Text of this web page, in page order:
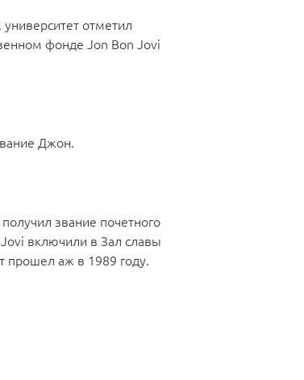
отметил
фонде Jon Bon Jovi
Джон.
звание почетного
включили в Зал славы
прошел аж в 1989 году.